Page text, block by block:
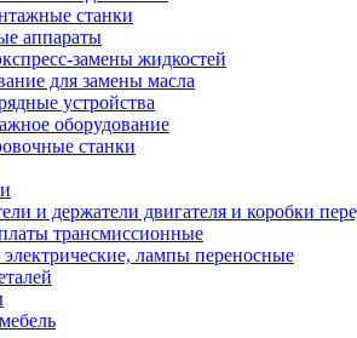
станки
аппараты
замены жидкостей
для замены масла
устройства
оборудование
станки
и держатели двигателя и коробки
трансмиссионные
лампы переносные